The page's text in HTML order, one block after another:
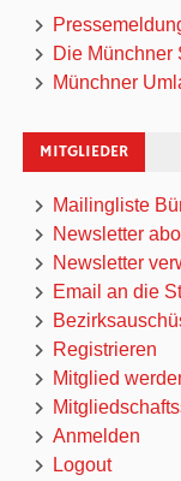
Die Münchner
Münchner
MITGLIEDER
Mailingliste
Newsletter
Newsletter
Email an die
Registrieren
Mitglied
Anmelden
Logout